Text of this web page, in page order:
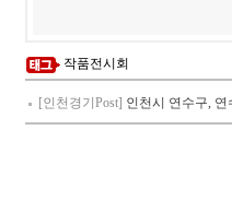
작품전시회
[인천경기Post] 인천시 연수구,